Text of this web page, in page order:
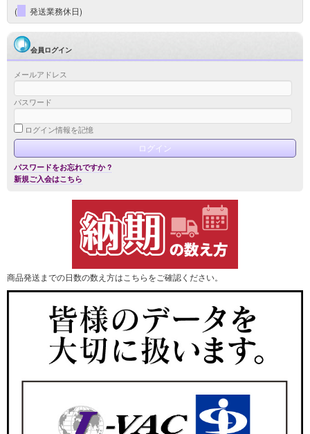
( 発送業務休日)
会員ログイン
メールアドレス
パスワード
ログイン情報を記憶
パスワードをお忘れですか ?
新規ご入会はこちら
商品発送までの日数の数え方はこちらをご確認ください。